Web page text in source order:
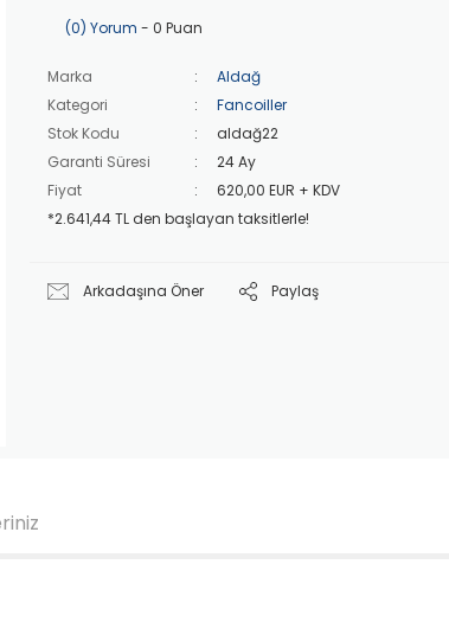
(0) Yorum - 0 Puan
Marka
Aldağ
Kategori
Fancoiller
Stok Kodu
aldağ22
Garanti Süresi
24 Ay
Fiyat
620,00 EUR + KDV
*2.641,44 TL den başlayan taksitlerle!
Arkadaşına Öner Paylaş